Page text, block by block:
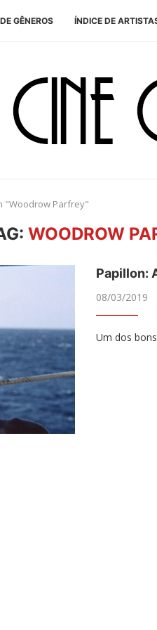
GÊNEROS ÍNDICE DE
"Woodrow Parfrey"
WOODROW
Papillon:
08/03/2019
Um dos